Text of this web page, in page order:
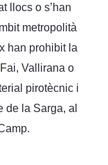
llocs o s’han
metropolità
han prohibit la
Vallirana o
pirotècnic i
de la Sarga, al